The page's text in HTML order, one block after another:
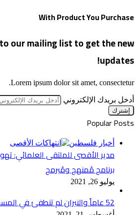
With Product You Purchase
our mailing list to get the new
updates!
Lorem ipsum dolor sit amet, consectetur.
أدخل بريدك الإلكتروني
Popular Posts
أخبار فلسطين
مدير الأقصى للملتقى العلمائي:
برنامج مُمنهج ومُبرمج
يوليو 26, 2021
52 عاماً والنيران لم تنطفئ في المسجد الأقصى المبارك